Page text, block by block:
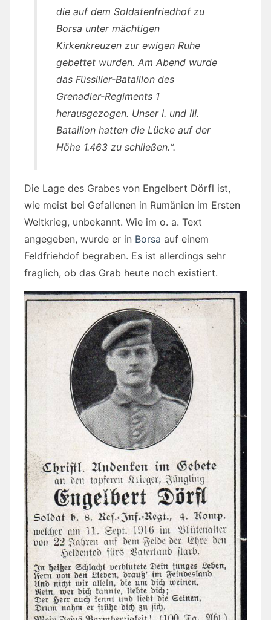
die auf dem Soldatenfriedhof zu
Borsa unter mächtigen
Kirkenkreuzen zur ewigen Ruhe
gebettet wurden. Am Abend wurde
das Füssilier-Bataillon des
Grenadier-Regiments 1
herausgezogen. Unser I. und III.
Bataillon hatten die Lücke auf der
Höhe 1.463 zu schließen.“.
Die Lage des Grabes von Engelbert Dörfl ist,
wie meist bei Gefallenen in Rumänien im Ersten
Weltkrieg, unbekannt. Wie im o. a. Text
angegeben, wurde er in Borsa auf einem
Feldfriehdof begraben. Es ist allerdings sehr
fraglich, ob das Grab heute noch existiert.